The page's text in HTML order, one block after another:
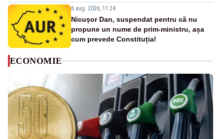
6 aug. 2026, 11:24
Nicușor Dan, suspendat pentru că nu
propune un nume de prim-ministru, așa
cum prevede Constituția!
ECONOMIE